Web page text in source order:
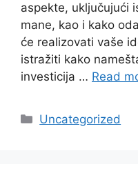
aspekte, uključujući
mane, kao i kako
će realizovati vaše
istražiti kako
investicija … Read
Categories
Uncategorized